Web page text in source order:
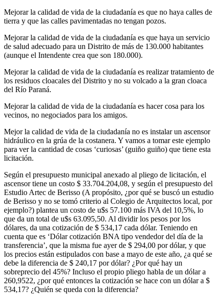
Mejorar la calidad de vida de la ciudadanía es que no haya calles de
tierra y que las calles pavimentadas no tengan pozos.
Mejorar la calidad de vida de la ciudadanía es que haya un servicio
de salud adecuado para un Distrito de más de 130.000 habitantes
(aunque el Intendente crea que son 180.000).
Mejorar la calidad de vida de la ciudadanía es realizar tratamiento de
los residuos cloacales del Distrito y no su volcado a la gran cloaca
del Río Paraná.
Mejorar la calidad de vida de la ciudadanía es hacer cosa para los
vecinos, no negociados para los amigos.
Mejor la calidad de vida de la ciudadanía no es instalar un ascensor
hidráulico en la grúa de la costanera. Y vamos a tomar este ejemplo
para ver la cantidad de cosas ‘curiosas’ (guiño guiño) que tiene esta
licitación.
Según el presupuesto municipal anexado al pliego de licitación, el
ascensor tiene un costo $ 33.704.204,08, y según el presupuesto del
Estudio Artec de Berisso (A propósito, ¿por qué se buscó un estudio
de Berisso y no se tomó criterio al Colegio de Arquitectos local, por
ejemplo?) plantea un costo de u$s 57.100 más IVA del 10,5%, lo
que da un total de u$s 63.095,50. Al dividir los pesos por los
dólares, da una cotización de $ 534,17 cada dólar. Teniendo en
cuenta que es ‘Dólar cotización BNA tipo vendedor del día de la
transferencia’, que la misma fue ayer de $ 294,00 por dólar, y que
los precios están estipulados con base a mayo de este año, ¿a qué se
debe la diferencia de $ 240,17 por dólar? ¿Por qué hay un
sobreprecio del 45%? Incluso el propio pliego habla de un dólar a
260,9522, ¿por qué entonces la cotización se hace con un dólar a $
534,17? ¿Quién se queda con la diferencia?